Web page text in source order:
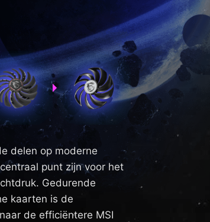
delen op moderne
punt zijn voor het
Gedurende
kaarten is de
de efficiëntere MSI